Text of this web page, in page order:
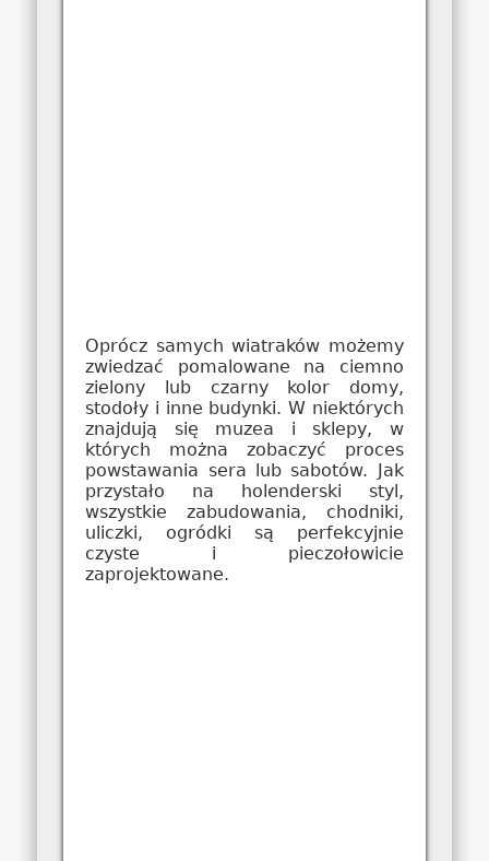
Oprócz samych wiatraków możemy
zwiedzać pomalowane na ciemno
zielony lub czarny kolor domy,
stodoły i inne budynki. W niektórych
znajdują się muzea i sklepy, w
których można zobaczyć proces
powstawania sera lub sabotów. Jak
przystało na holenderski styl,
wszystkie zabudowania, chodniki,
uliczki, ogródki są perfekcyjnie
czyste i pieczołowicie
zaprojektowane.